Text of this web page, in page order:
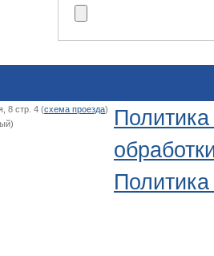
8 стр. 4 (схема проезда)